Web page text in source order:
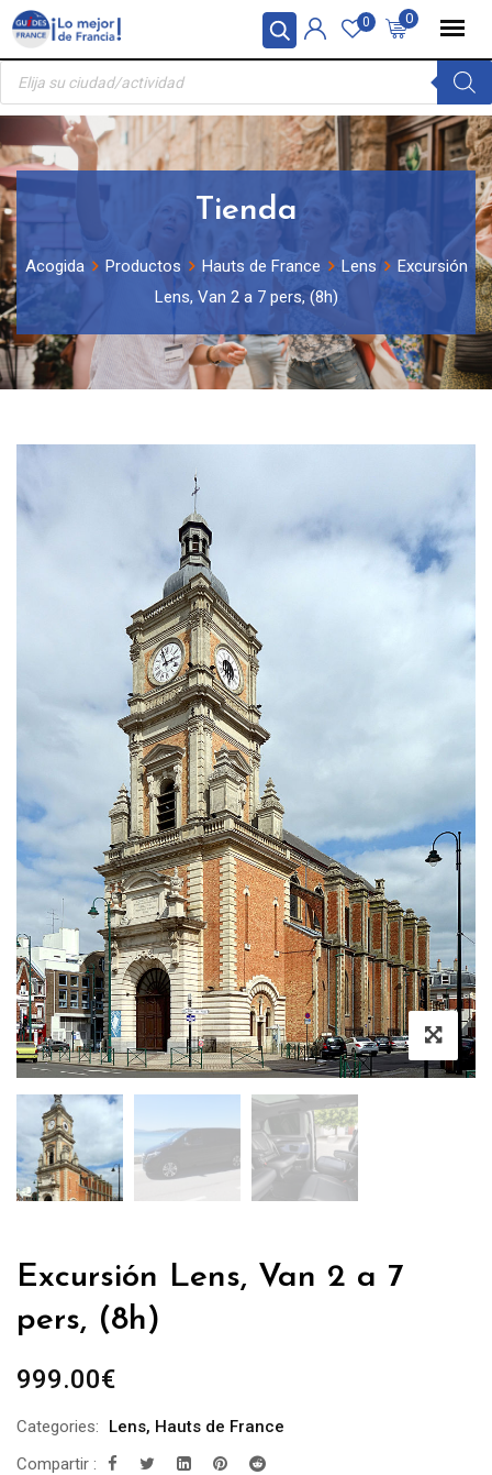
Panel de gestión de cookies
Skip
content
0
0
Búsqueda
productos
Tienda
Acogida Productos Hauts de France Lens
Excursión
Lens, Van 2 a 7 pers, (8h)
Excursión Lens, Van 2 a 7
pers, (8h)
999.00€
Categories: Lens, Hauts de France
Compartir :